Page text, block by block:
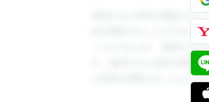
登録すると回答を閲覧する
答を閲覧することができま
ことができます。登録する
す。登録すると回答を閲覧
と回答を閲覧することができ